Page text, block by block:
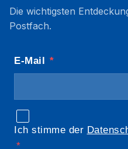
Die wichtigsten
Postfach.